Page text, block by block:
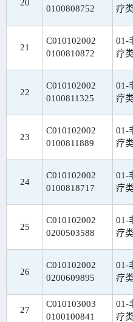
20
0100808752
疗
21
C010102002
0100810872
01-
疗
22
C010102002
0100811325
01-
疗
23
C010102002
0100811889
01-
疗
24
C010102002
0100818717
01-
疗
25
C010102002
0200503588
01-
疗
26
C010102002
0200609895
01-
疗
27
C010103003
0100100841
01-
疗